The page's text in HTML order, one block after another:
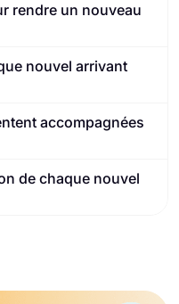
rendre un nouveau
nouvel arrivant
accompagnées
de chaque nouvel